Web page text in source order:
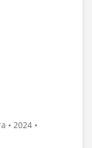
• 2024 •